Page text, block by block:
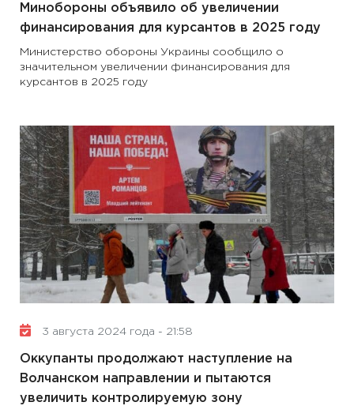
Минобороны объявило об увеличении
финансирования для курсантов в 2025 году
Министерство обороны Украины сообщило о
значительном увеличении финансирования для
курсантов в 2025 году
3 августа 2024 года - 21:58
Оккупанты продолжают наступление на
Волчанском направлении и пытаются
увеличить контролируемую зону